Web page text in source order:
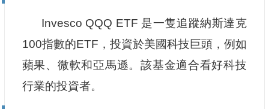
Invesco QQQ ETF 是一隻追蹤納斯達克
100指數的ETF，投資於美國科技巨頭，例如
蘋果、微軟和亞馬遜。該基金適合看好科技
行業的投資者。